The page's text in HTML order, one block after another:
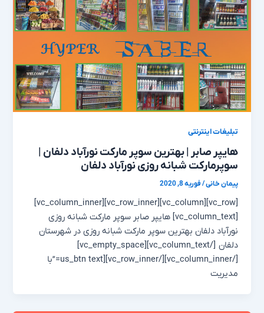
تبلیغات اینترنتی
هایپر صابر | بهترین سوپر مارکت نورآباد دلفان |
سوپرمارکت شبانه روزی نورآباد دلفان
پیمان خانی/فوریه 8, 2020
[vc_row][vc_column][vc_row_inner][vc_column_inner]
[vc_column_text] هایپر صابر سوپر مارکت شبانه روزی
نورآباد دلفان بهترین سوپر مارکت شبانه روزی در شهرستان
دلفان [/vc_column_text][vc_empty_space]
[/vc_column_inner][/vc_row_inner][us_btn text=”با
مدیریت